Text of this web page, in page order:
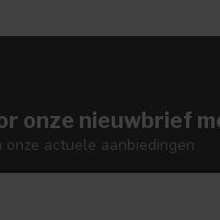
onze nieuwbrief
actuele aanbiedingen